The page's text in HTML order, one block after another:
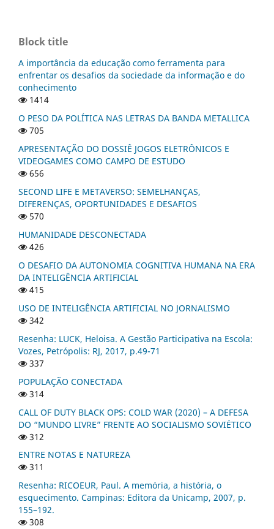
Block title
A importância da educação como ferramenta para
enfrentar os desafios da sociedade da informação e do
conhecimento
1414
O PESO DA POLÍTICA NAS LETRAS DA BANDA METALLICA
705
APRESENTAÇÃO DO DOSSIÊ JOGOS ELETRÔNICOS E
VIDEOGAMES COMO CAMPO DE ESTUDO
656
SECOND LIFE E METAVERSO: SEMELHANÇAS,
DIFERENÇAS, OPORTUNIDADES E DESAFIOS
570
HUMANIDADE DESCONECTADA
426
O DESAFIO DA AUTONOMIA COGNITIVA HUMANA NA ERA
DA INTELIGÊNCIA ARTIFICIAL
415
USO DE INTELIGÊNCIA ARTIFICIAL NO JORNALISMO
342
Resenha: LUCK, Heloisa. A Gestão Participativa na Escola:
Vozes, Petrópolis: RJ, 2017, p.49-71
337
POPULAÇÃO CONECTADA
314
CALL OF DUTY BLACK OPS: COLD WAR (2020) – A DEFESA
DO “MUNDO LIVRE” FRENTE AO SOCIALISMO SOVIÉTICO
312
ENTRE NOTAS E NATUREZA
311
Resenha: RICOEUR, Paul. A memória, a história, o
esquecimento. Campinas: Editora da Unicamp, 2007, p.
155–192.
308